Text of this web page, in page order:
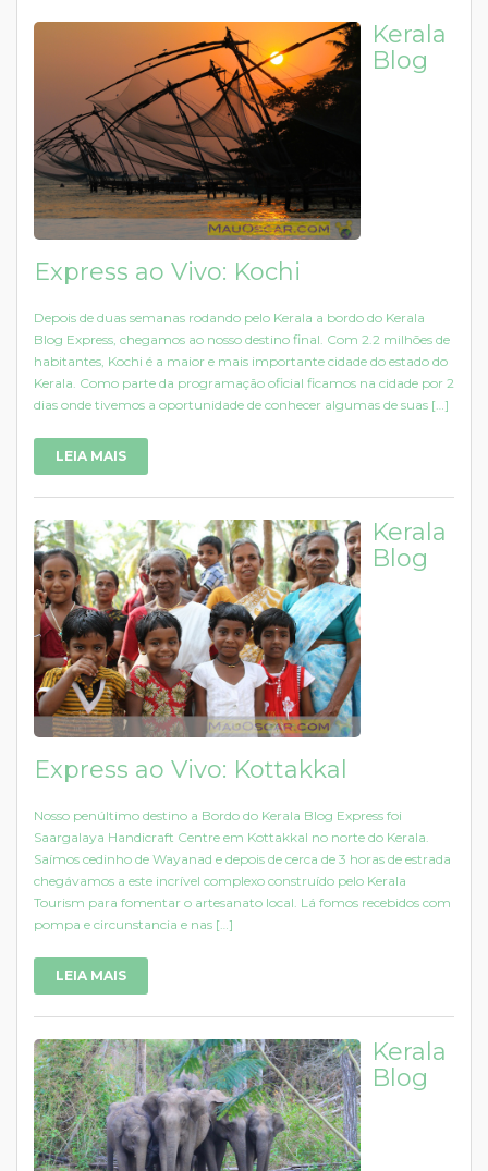
Kerala
Blog
Express ao Vivo: Kochi
Depois de duas semanas rodando pelo Kerala a bordo do Kerala
Blog Express, chegamos ao nosso destino final. Com 2.2 milhões de
habitantes, Kochi é a maior e mais importante cidade do estado do
Kerala. Como parte da programação oficial ficamos na cidade por 2
dias onde tivemos a oportunidade de conhecer algumas de suas […]
LEIA MAIS
Kerala
Blog
Express ao Vivo: Kottakkal
Nosso penúltimo destino a Bordo do Kerala Blog Express foi
Saargalaya Handicraft Centre em Kottakkal no norte do Kerala.
Saímos cedinho de Wayanad e depois de cerca de 3 horas de estrada
chegávamos a este incrível complexo construído pelo Kerala
Tourism para fomentar o artesanato local. Lá fomos recebidos com
pompa e circunstancia e nas […]
LEIA MAIS
Kerala
Blog